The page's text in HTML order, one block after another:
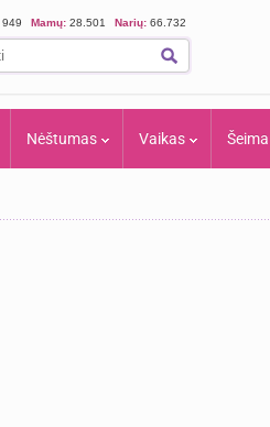
949 Mamų: 28.501 Narių: 66.732
Nėštumas Vaikas Šeima